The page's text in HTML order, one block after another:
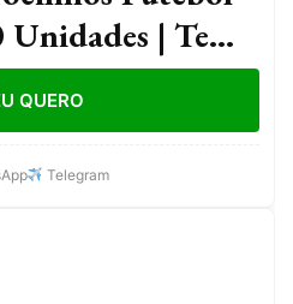
| Tema
Brasil
QUERO
Telegram